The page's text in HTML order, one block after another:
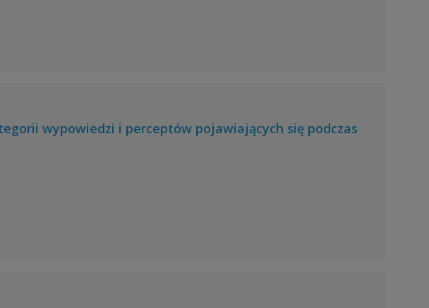
wypowiedzi i perceptów pojawiających się podczas